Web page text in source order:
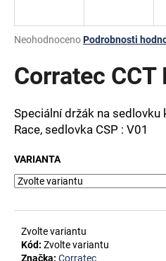
Průměrné
produktu
je
5
hvězdiček.
NeohodnocenoPodrobnosti
Corratec CCT
Speciální držák na sedlovku
Race, sedlovka CSP : V01
VARIANTA
Zvolte variantu
Kód: Zvolte variantu
Značka: Corratec
j
t
D
o
p